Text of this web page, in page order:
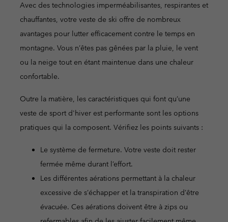
Avec des technologies imperméabilisantes, respirantes et
chauffantes, votre veste de ski offre de nombreux
avantages pour lutter efficacement contre le temps en
montagne. Vous n’êtes pas gênées par la pluie, le vent
ou la neige tout en étant maintenue dans une chaleur
confortable.
Outre la matière, les caractéristiques qui font qu’une
veste de sport d'hiver est performante sont les options
pratiques qui la composent. Vérifiez les points suivants :
Le système de fermeture. Votre veste doit rester
fermée même durant l’effort.
Les différentes aérations permettant à la chaleur
excessive de s’échapper et la transpiration d’être
évacuée. Ces aérations doivent être à zips ou